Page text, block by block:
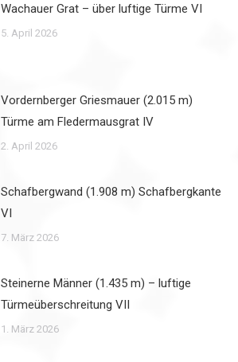
Wachauer Grat – über luftige Türme VI
5. April 2026
Vordernberger Griesmauer (2.015 m)
Türme am Fledermausgrat IV
2. April 2026
Schafbergwand (1.908 m) Schafbergkante
VI
7. März 2026
Steinerne Männer (1.435 m) – luftige
Türmeüberschreitung VII
1. März 2026